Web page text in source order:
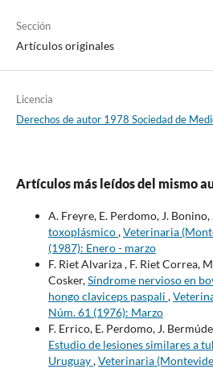
Sección
Artículos originales
Licencia
Derechos de autor 1978 Sociedad de
Artículos más leídos del mismo
A. Freyre, E. Perdomo, J. Bonino,
toxoplásmico,Veterinaria
(1987): Enero - marzo
F. Riet Alvariza , F. Riet Correa,
Cosker,Síndrome nervioso en
hongo claviceps paspali ,
Núm. 61 (1976): Marzo
F. Errico, E. Perdomo, J.
Estudio de lesiones similares a
Uruguay,Veterinaria